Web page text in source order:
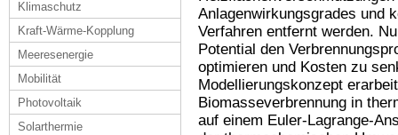
Klimaschutz
Kraft-Wärme-Kopplung
Meeresenergie
Mobilität
Photovoltaik
Solarthermie
Anlagenwirkungsgrades und
Verfahren entfernt werden.
Potential den
optimieren und Kosten zu
Modellierungskonzept
Biomasseverbrennung in
auf einem Euler-Lagrange-